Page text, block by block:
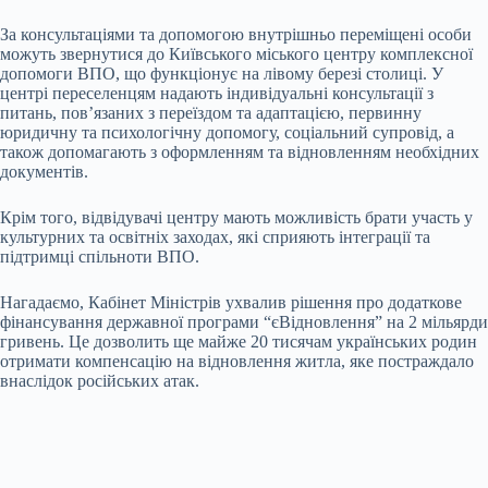
За консультаціями та допомогою внутрішньо переміщені особи
можуть звернутися до Київського міського центру комплексної
допомоги ВПО, що функціонує на лівому березі столиці. У
центрі переселенцям надають індивідуальні консультації з
питань, пов’язаних з переїздом та адаптацією, первинну
юридичну та психологічну допомогу, соціальний супровід, а
також допомагають з оформленням та відновленням необхідних
документів.
Крім того, відвідувачі центру мають можливість брати участь у
культурних та освітніх заходах, які сприяють інтеграції та
підтримці спільноти ВПО.
Нагадаємо, Кабінет Міністрів ухвалив рішення про додаткове
фінансування державної програми “єВідновлення” на 2 мільярди
гривень. Це дозволить ще майже 20 тисячам українських родин
отримати компенсацію на відновлення житла, яке постраждало
внаслідок російських атак.